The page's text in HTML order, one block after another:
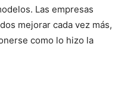
Las empresas
mejorar cada vez más,
como lo hizo la